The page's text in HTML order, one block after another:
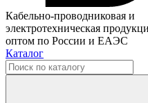
Кабельно-проводниковая и
электротехническая
оптом по России и ЕАЭС
Каталог